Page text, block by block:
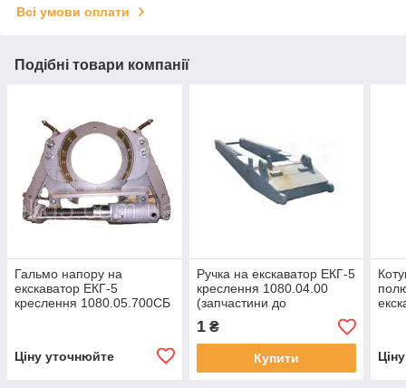
Всі умови оплати
Подібні товари компанії
Гальмо напору на
екскаватор ЕКГ-5
креслення 1080.05.700СБ
Ціну уточнюйте
Ручка на екскаватор ЕКГ-5
креслення 1080.04.00
(запчастини до
екскаваторів ЕКГ-4,6,
ЕКГ-5, ЕКГ-5А)
1₴
Купити